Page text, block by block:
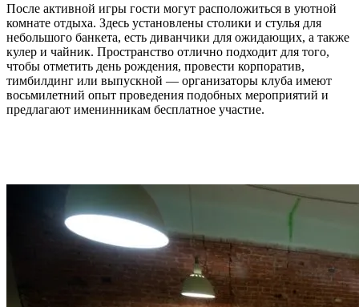
После активной игры гости могут расположиться в уютной
комнате отдыха. Здесь установлены столики и стулья для
небольшого банкета, есть диванчики для ожидающих, а также
кулер и чайник. Пространство отлично подходит для того,
чтобы отметить день рождения, провести корпоратив,
тимбилдинг или выпускной — организаторы клуба имеют
восьмилетний опыт проведения подобных мероприятий и
предлагают именинникам бесплатное участие.